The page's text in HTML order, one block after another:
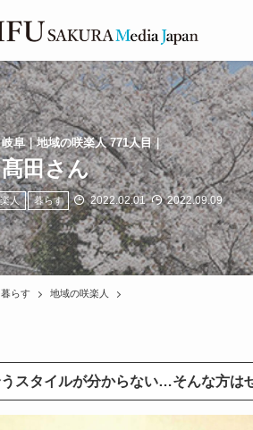
岐阜｜地域の咲楽人 771人目｜
髙田さん
人 暮らす 2022.02.01 2022.09.09
暮らす 地域の咲楽人
スタイルが分からない…そんな方は